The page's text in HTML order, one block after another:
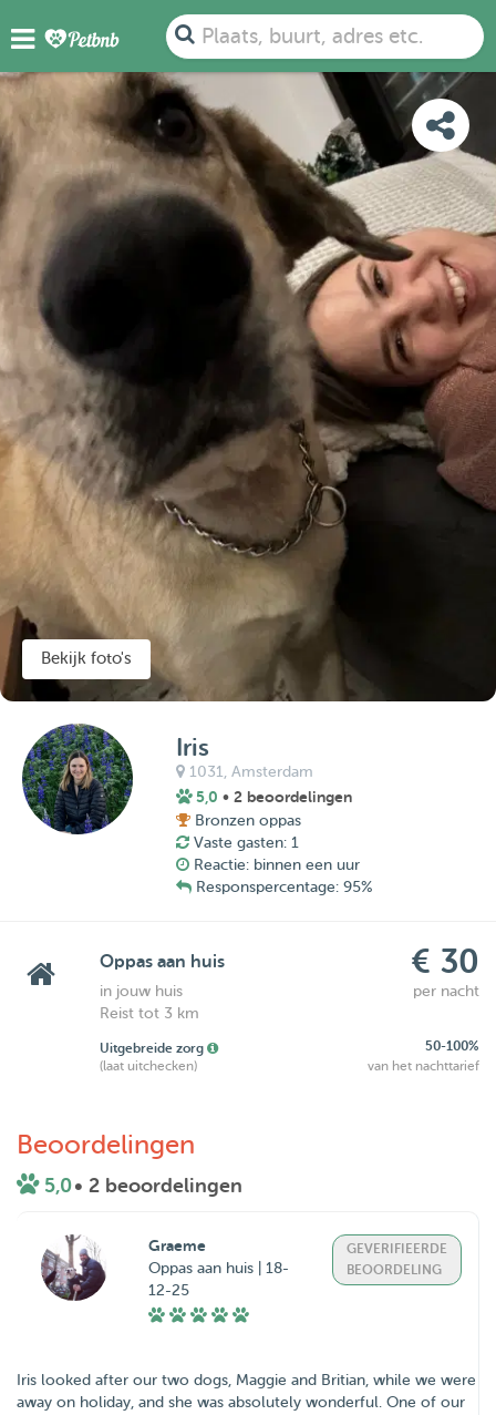
Plaats, buurt, adres etc.
FOTO'S BEOORDELINGEN KAART
Bekijk foto's
Iris
1031,Amsterdam
5,0 • 2 beoordelingen
Bronzen oppas
Vaste gasten: 1
Reactie: binnen een uur
Responspercentage: 95%
Oppas aan huis € 30
in jouw huis
per nacht
Reist tot 3 km
Uitgebreide zorg
50-100%
(laat uitchecken)
van het nachttarief
Beoordelingen
5,0• 2 beoordelingen
Graeme
Oppas aan huis | 18-
12-25
GEVERIFIEERDE
BEOORDELING
Iris looked after our two dogs, Maggie and Britian, while we were
away on holiday, and she was absolutely wonderful. One of our